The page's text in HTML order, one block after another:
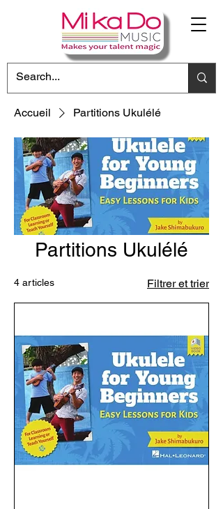
Accueil Partitions Ukulélé
Partitions Ukulélé
4 articles Filtrer et trier